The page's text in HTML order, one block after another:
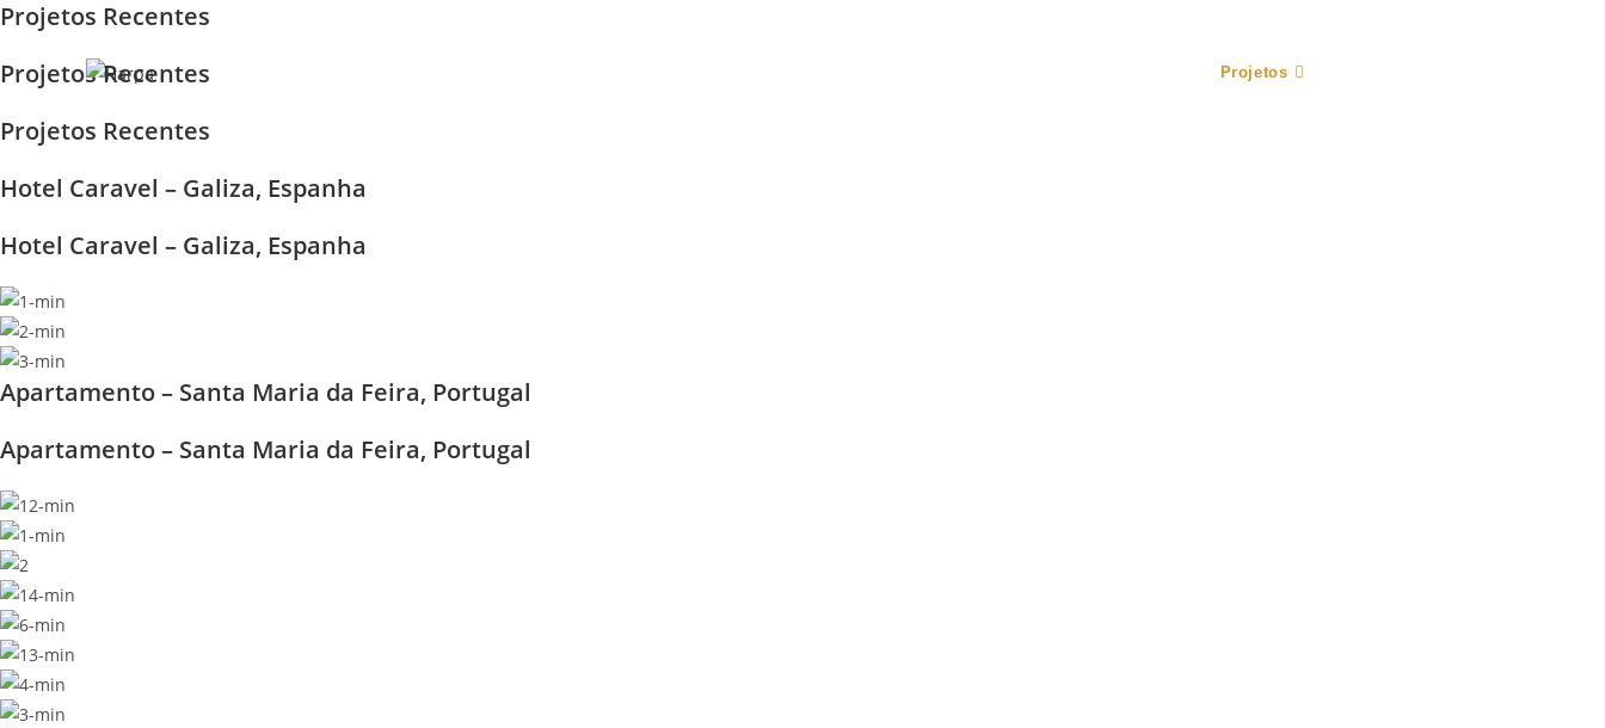
Skip
content
Projetos
Projetos Recentes
Projetos Recentes
Projetos Recentes
Hotel Caravel – Galiza, Espanha
Hotel Caravel – Galiza, Espanha
Apartamento – Santa Maria da Feira, Portugal
Apartamento – Santa Maria da Feira, Portugal